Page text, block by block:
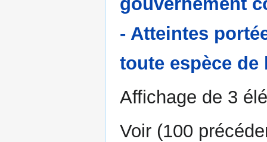
- Atteintes
toute espèce
Affichage de 3
Voir (100